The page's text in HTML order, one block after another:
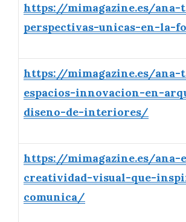
https://mimagazine.es/
perspectivas-unicas-en-la-
https://mimagazine.es/ana-
espacios-innovacion-en-
diseno-de-interiores/
https://mimagazine.es/ana-
creatividad-visual-que-
comunica/